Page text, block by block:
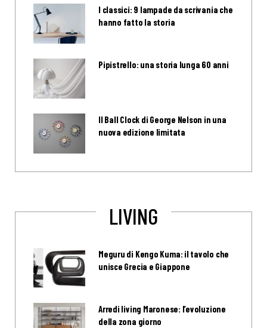
I classici: 9 lampade da scrivania che
hanno fatto la storia
Pipistrello: una storia lunga 60 anni
Il Ball Clock di George Nelson in una
nuova edizione limitata
LIVING
Meguru di Kengo Kuma: il tavolo che
unisce Grecia e Giappone
Arredi living Maronese: l’evoluzione
della zona giorno